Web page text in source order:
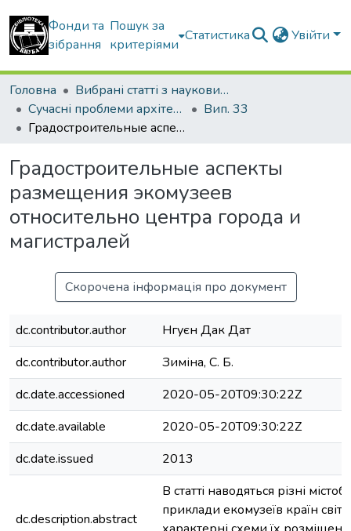
Фонди та
зібрання
Пошук за
критеріями
Статистика Увійти
Головна
Вибрані статті з наукових збірників КНУБА
Сучасні проблеми архітектури та містобудування
Вип. 33
Градостроительные аспекты размещения экомузеев относительно центра города и магистралей
Градостроительные аспекты
размещения экомузеев
относительно центра города и
магистралей
Скорочена інформація про документ
dc.contributor.author
Нгуєн Дак Дат
dc.contributor.author
Зиміна, С. Б.
dc.date.accessioned
2020-05-20T09:30:22Z
dc.date.available
2020-05-20T09:30:22Z
dc.date.issued
2013
dc.description.abstract
В статтi наводяться різні
приклади екомузеїв країн